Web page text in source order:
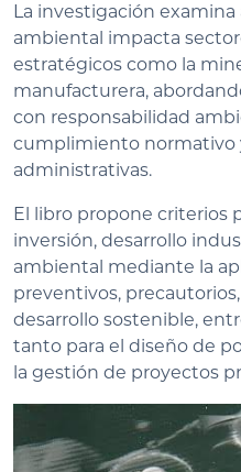
La investigación
ambiental impacta
estratégicos como la
manufacturera,
con responsabilidad
cumplimiento normativo
administrativas.
El libro propone criterios
inversión, desarrollo
ambiental mediante la
preventivos,
desarrollo sostenible,
tanto para el diseño de
la gestión de proyectos